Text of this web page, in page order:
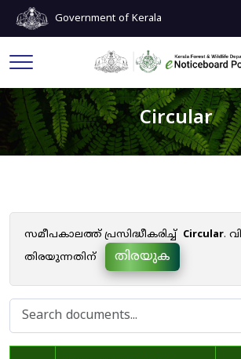
Government of Kerala
Circular
സമീപകാലത്ത് പ്രസിദ്ധീകരിച്ച് Circular.
തിരയുന്നതിന്
തിരയുക